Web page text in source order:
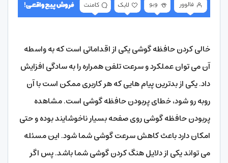
خالی کردن حافظه گوشی یکی از اقداماتی است که به واسطه
آن می توان عملکرد و سرعت تلفن همراره را به سادگی افزایش
داد. یکی از بدترین پیام هایی که هر کاربری ممکن است با آن
روبه رو شود، خطای پربودن حافظه گوشی است. مشاهده
پربودن حافظه گوشی روی صفحه بسیار ناخوشایند بوده و حتی
امکان دارد باعث کاهش سرعت گوشی شما شود. این مسئله
می تواند یکی از دلایل هنگ کردن گوشی شما باشد. پس اگر